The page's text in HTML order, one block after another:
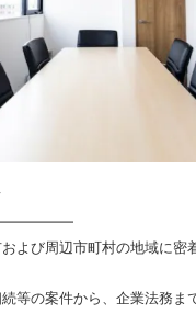
よび周辺市町村の地域に密
等の案件から、企業法務ま